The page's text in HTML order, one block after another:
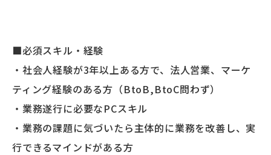
■必須スキル・経験
・社会人経験が3年以上ある方で、法人営業、マーケ
ティング経験のある方（BtoB,BtoC問わず）
・業務遂行に必要なPCスキル
・業務の課題に気づいたら主体的に業務を改善し、実
行できるマインドがある方